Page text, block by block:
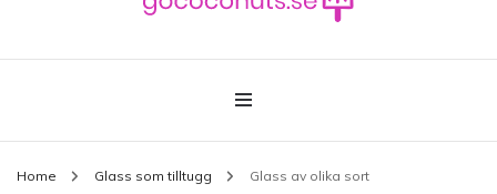
gococonuts.se
Home Glass som tilltugg Glass av olika sort